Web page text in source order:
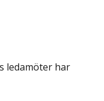
ledamöter har